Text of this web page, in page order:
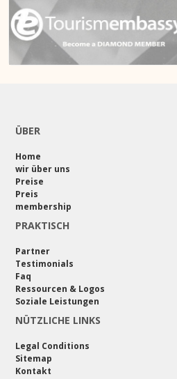
ÜBER
Home
wir über uns
Preise
Preis
membership
PRAKTISCH
Partner
Testimonials
Faq
Ressourcen & Logos
Soziale Leistungen
NÜTZLICHE LINKS
Legal Conditions
Sitemap
Kontakt